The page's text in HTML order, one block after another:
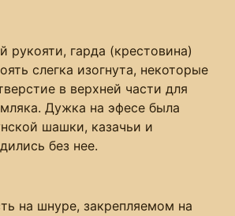
рукояти, гарда (крестовина)
слегка изогнута, некоторые
в верхней части для
Дужка на эфесе была
шашки, казачьи и
без нее.
на шнуре, закрепляемом на